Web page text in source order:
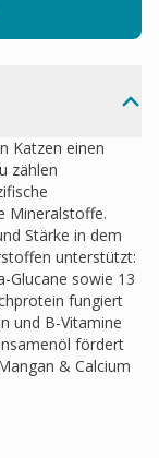
Katzen einen
zählen
Mineralstoffe.
Stärke in dem
unterstützt:
Glucane sowie 13
fungiert
und B-Vitamine
fördert
& Calcium